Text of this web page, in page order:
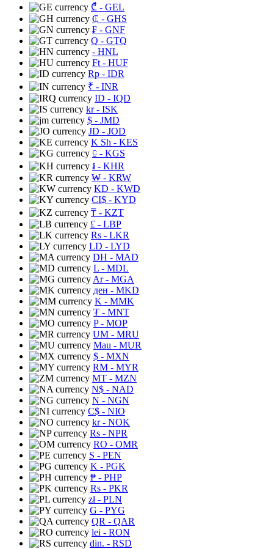
₾ - GEL
₵ - GHS
₣ - GNF
Q - GTQ
- HNL
Ft - HUF
Rp - IDR
₹ - INR
ID - IQD
kr- ISK
$ - JMD
JD - JOD
K Sh - KES
⃀ - KGS
៛ - KHR
₩ - KRW
KD - KWD
CI$ - KYD
₸ - KZT
£ - LBP
Rs - LKR
LD - LYD
DH - MAD
L - MDL
Ar- MGA
ден - MKD
K - MMK
₮ - MNT
P- MOP
UM - MRU
Mau - MUR
$ - MXN
RM - MYR
MT - MZN
N$ - NAD
N - NGN
C$ - NIO
kr- NOK
Rs - NPR
RO - OMR
S - PEN
K - PGK
₱ - PHP
Rs - PKR
zł- PLN
G - PYG
QR - QAR
lei - RON
din. - RSD